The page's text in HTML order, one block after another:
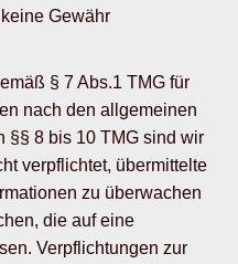
Gewähr
§ 7 Abs.1 TMG für
nach den allgemeinen
§§ 8 bis 10 TMG sind wir
verpflichtet, übermittelte
zu überwachen
die auf eine
Verpflichtungen zur